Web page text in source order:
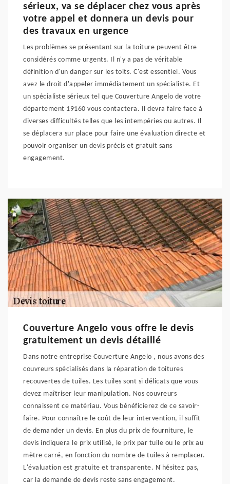
sérieux, va se déplacer chez vous après
votre appel et donnera un devis pour
des travaux en urgence
Les problèmes se présentant sur la toiture peuvent être
considérés comme urgents. Il n'y a pas de véritable
définition d'un danger sur les toits. C'est essentiel. Vous
avez le droit d'appeler immédiatement un spécialiste. Et
un spécialiste sérieux tel que Couverture Angelo de votre
département 19160 vous contactera. Il devra faire face à
diverses difficultés telles que les intempéries ou autres. Il
se déplacera sur place pour faire une évaluation directe et
pouvoir organiser un devis précis et gratuit sans
engagement.
Couverture Angelo vous offre le devis
gratuitement un devis détaillé
Dans notre entreprise Couverture Angelo , nous avons des
couvreurs spécialisés dans la réparation de toitures
recouvertes de tuiles. Les tuiles sont si délicats que vous
devez maîtriser leur manipulation. Nos couvreurs
connaissent ce matériau. Vous bénéficierez de ce savoir-
faire. Pour connaître le coût de leur intervention, il suffit
de demander un devis. En plus du prix de fourniture, le
devis indiquera le prix utilisé, le prix par tuile ou le prix au
mètre carré, en fonction du nombre de tuiles à remplacer.
L'évaluation est gratuite et transparente. N'hésitez pas,
car la demande de devis reste sans engagement.